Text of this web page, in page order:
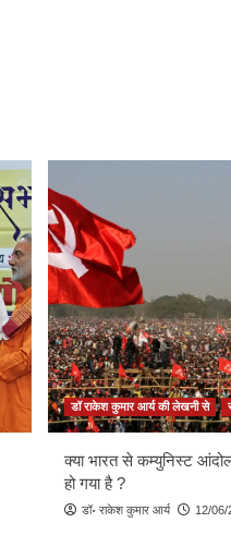
डॉ राकेश कुमार आर्य की लेखनी से
क्या भारत से कम्युनिस्ट
हो गया है ?
डॉ॰ राकेश कुमार आर्य 12/06/